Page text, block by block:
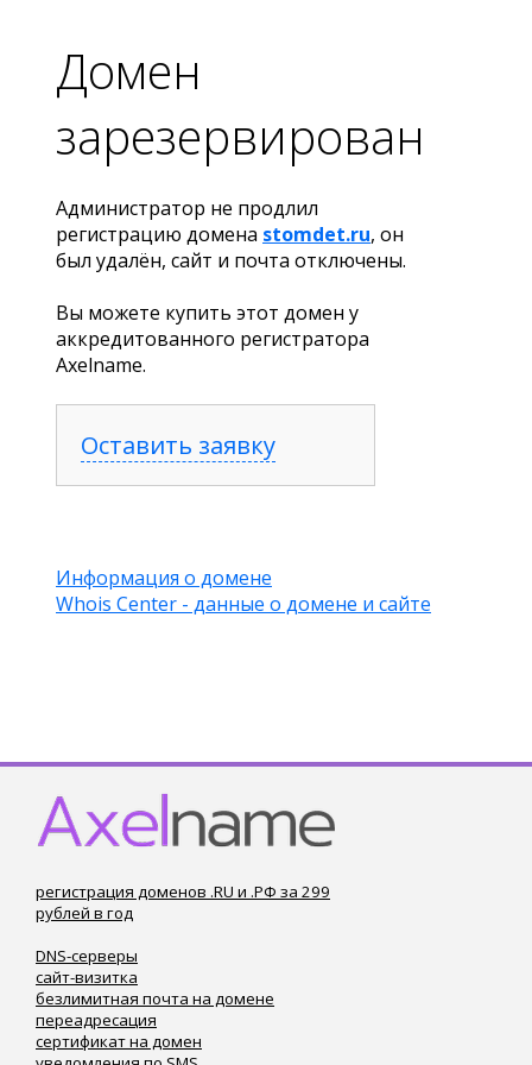
Домен
зарезервирован
Администратор не продлил
регистрацию домена stomdet.ru, он
был удалён, сайт и почта отключены.
Вы можете купить этот домен у
аккредитованного регистратора
Axelname.
Оставить заявку
Информация о домене
Whois Center - данные о домене и сайте
регистрация доменов .RU и .РФ за 299
рублей в год
DNS-серверы
сайт-визитка
безлимитная почта на домене
переадресация
сертификат на домен